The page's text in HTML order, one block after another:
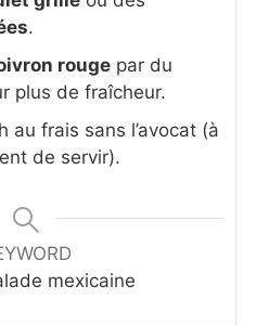
.
rouge par du
plus de fraîcheur.
au frais sans l’avocat (à
de servir).
mexicaine